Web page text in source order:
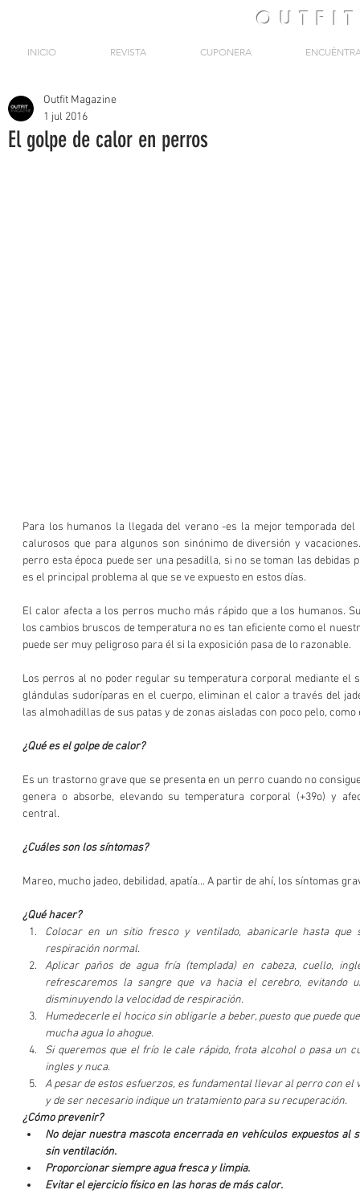
OUTFIT
INICIO REVISTA CUPONERA
El golpe de calor en perros
Outfit Magazine
1 jul 2016
Para los humanos la llegada del verano -es la mejor temporada del
calurosos que para algunos son sinónimo de diversión y
perro esta época puede ser una pesadilla, si no se toman las debidas
es el principal problema al que se ve expuesto en estos días.
El calor afecta a los perros mucho más rápido que a los humanos.
los cambios bruscos de temperatura no es tan eficiente como el
puede ser muy peligroso para él si la exposición pasa de lo razonable.
Los perros al no poder regular su temperatura corporal mediante el
glándulas sudoríparas en el cuerpo, eliminan el calor a través del
las almohadillas de sus patas y de zonas aisladas con poco pelo,
¿Qué es el golpe de calor?
Es un trastorno grave que se presenta en un perro cuando no
genera o absorbe, elevando su temperatura corporal (+39o) y
central.
¿Cuáles son los síntomas?
Mareo, mucho jadeo, debilidad, apatía... A partir de ahí, los síntomas
¿Qué hacer?
Colocar en un sitio fresco y ventilado, abanicarle hasta que
respiración normal.
Aplicar paños de agua fría (templada) en cabeza, cuello,
refrescaremos la sangre que va hacia el cerebro, evitando
disminuyendo la velocidad de respiración.
Humedecerle el hocico sin obligarle a beber, puesto que puede
mucha agua lo ahogue.
Si queremos que el frío le cale rápido, frota alcohol o pasa un
ingles y nuca.
A pesar de estos esfuerzos, es fundamental llevar al perro con
y de ser necesario indique un tratamiento para su recuperación.
¿Cómo prevenir?
No dejar nuestra mascota encerrada en vehículos expuestos al
sin ventilación.
Proporcionar siempre agua fresca y limpia.
Evitar el ejercicio físico en las horas de más calor.